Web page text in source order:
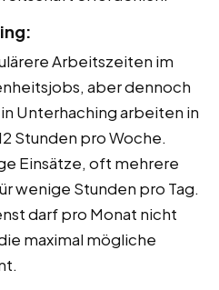
Arbeitszeiten im
aber dennoch
Unterhaching arbeiten in
Stunden pro Woche.
Einsätze, oft mehrere
wenige Stunden pro Tag.
darf pro Monat nicht
maximal mögliche